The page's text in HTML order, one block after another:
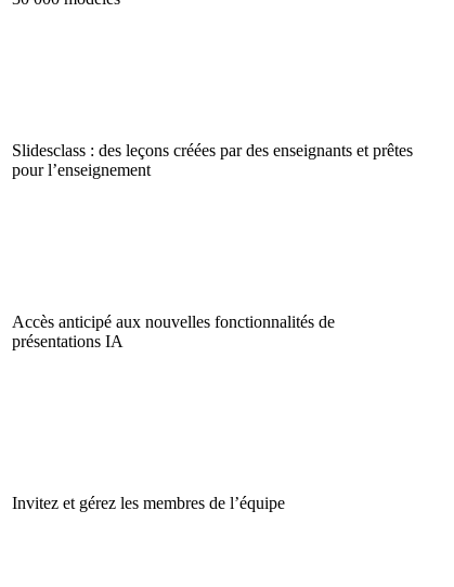
Slidesclass : des leçons créées par des enseignants et prêtes
pour l’enseignement
Accès anticipé aux nouvelles fonctionnalités de
présentations IA
Invitez et gérez les membres de l’équipe